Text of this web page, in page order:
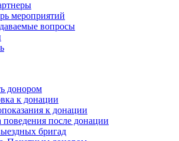
мероприятий
вопросы
донором
к донации
к донации
поведения после донации
бригад